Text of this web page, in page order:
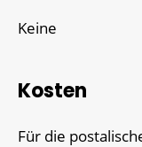
Keine
Kosten
Für die